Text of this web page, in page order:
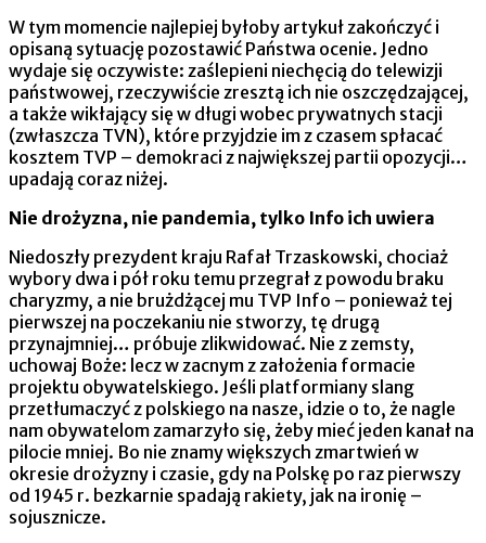
W tym momencie najlepiej byłoby artykuł zakończyć i
opisaną sytuację pozostawić Państwa ocenie. Jedno
wydaje się oczywiste: zaślepieni niechęcią do telewizji
państwowej, rzeczywiście zresztą ich nie oszczędzającej,
a także wikłający się w długi wobec prywatnych stacji
(zwłaszcza TVN), które przyjdzie im z czasem spłacać
kosztem TVP – demokraci z największej partii opozycji…
upadają coraz niżej.
Nie drożyzna, nie pandemia, tylko Info ich uwiera
Niedoszły prezydent kraju Rafał Trzaskowski, chociaż
wybory dwa i pół roku temu przegrał z powodu braku
charyzmy, a nie brużdżącej mu TVP Info – ponieważ tej
pierwszej na poczekaniu nie stworzy, tę drugą
przynajmniej… próbuje zlikwidować. Nie z zemsty,
uchowaj Boże: lecz w zacnym z założenia formacie
projektu obywatelskiego. Jeśli platformiany slang
przetłumaczyć z polskiego na nasze, idzie o to, że nagle
nam obywatelom zamarzyło się, żeby mieć jeden kanał na
pilocie mniej. Bo nie znamy większych zmartwień w
okresie drożyzny i czasie, gdy na Polskę po raz pierwszy
od 1945 r. bezkarnie spadają rakiety, jak na ironię –
sojusznicze.